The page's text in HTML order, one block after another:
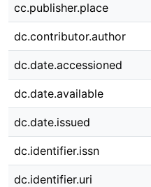
cc.publisher.place
dc.contributor.author
dc.date.accessioned
dc.date.available
dc.date.issued
dc.identifier.issn
dc.identifier.uri